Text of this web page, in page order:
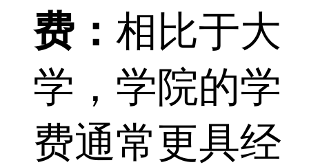
费： 相比于大
学，学院的学
费通常更具经